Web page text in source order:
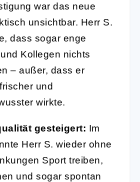
war das neue
unsichtbar. Herr S.
dass sogar enge
Kollegen nichts
– außer, dass er
und
wirkte.
gesteigert: Im
Herr S. wieder ohne
Sport treiben,
und sogar spontan